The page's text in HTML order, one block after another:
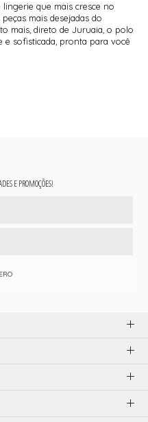
lingerie que mais cresce no
mais desejadas do
mais, direto de Juruaia, o polo
e sofisticada, pronta para você
E PROMOÇÕES!